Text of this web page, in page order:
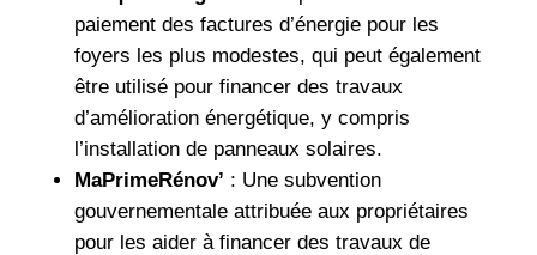
paiement des factures d’énergie pour les
foyers les plus modestes, qui peut également
être utilisé pour financer des travaux
d’amélioration énergétique, y compris
l’installation de panneaux solaires.
MaPrimeRénov’ : Une subvention
gouvernementale attribuée aux propriétaires
pour les aider à financer des travaux de